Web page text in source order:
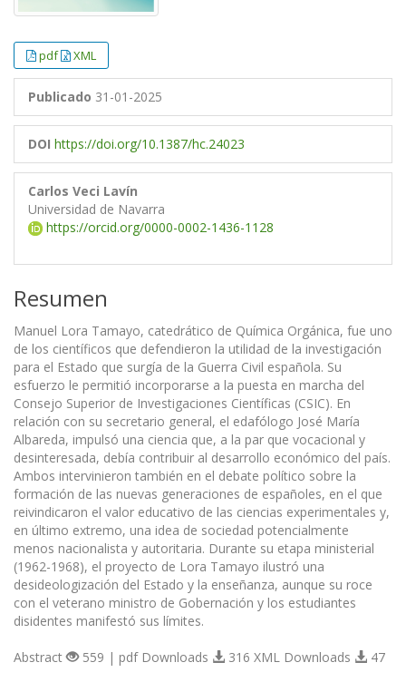
pdf XML
Publicado 31-01-2025
DOI https://doi.org/10.1387/hc.24023
Carlos Veci Lavín
Universidad de Navarra
https://orcid.org/0000-0002-1436-1128
Resumen
Manuel Lora Tamayo, catedrático de Química Orgánica, fue uno
de los científicos que defendieron la utilidad de la investigación
para el Estado que surgía de la Guerra Civil española. Su
esfuerzo le permitió incorporarse a la puesta en marcha del
Consejo Superior de Investigaciones Científicas (CSIC). En
relación con su secretario general, el edafólogo José María
Albareda, impulsó una ciencia que, a la par que vocacional y
desinteresada, debía contribuir al desarrollo económico del país.
Ambos intervinieron también en el debate político sobre la
formación de las nuevas generaciones de españoles, en el que
reivindicaron el valor educativo de las ciencias experimentales y,
en último extremo, una idea de sociedad potencialmente
menos nacionalista y autoritaria. Durante su etapa ministerial
(1962-1968), el proyecto de Lora Tamayo ilustró una
desideologización del Estado y la enseñanza, aunque su roce
con el veterano ministro de Gobernación y los estudiantes
disidentes manifestó sus límites.
Abstract 559 | pdf Downloads 316 XML Downloads 47